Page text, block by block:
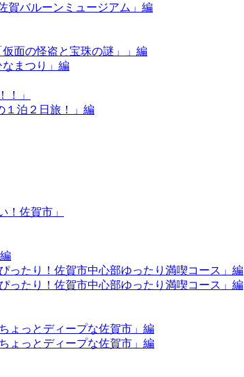
賀バルーンミュージアム」編
面の怪盗と宝珠の謎」」編
まつり」編
！」
１泊２日旅！」編
！佐賀市」
ったり！佐賀市中心部ゆったり満喫コース」編
ったり！佐賀市中心部ゆったり満喫コース」編
ょっとディープな佐賀市」編
ょっとディープな佐賀市」編